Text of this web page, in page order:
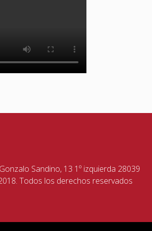
Sandino, 13 1º izquierda 28039
Todos los derechos reservados